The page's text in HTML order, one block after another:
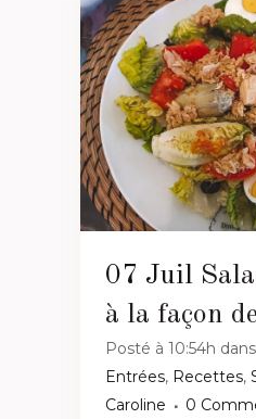
07 Juil
à la façon
Posté à 10:54h dans
Entrées, Recettes,
Caroline
0